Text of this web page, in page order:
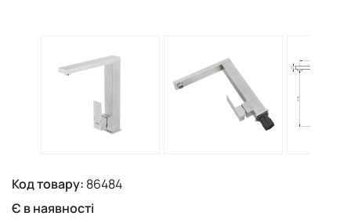
Код товару: 86484
Є в наявності